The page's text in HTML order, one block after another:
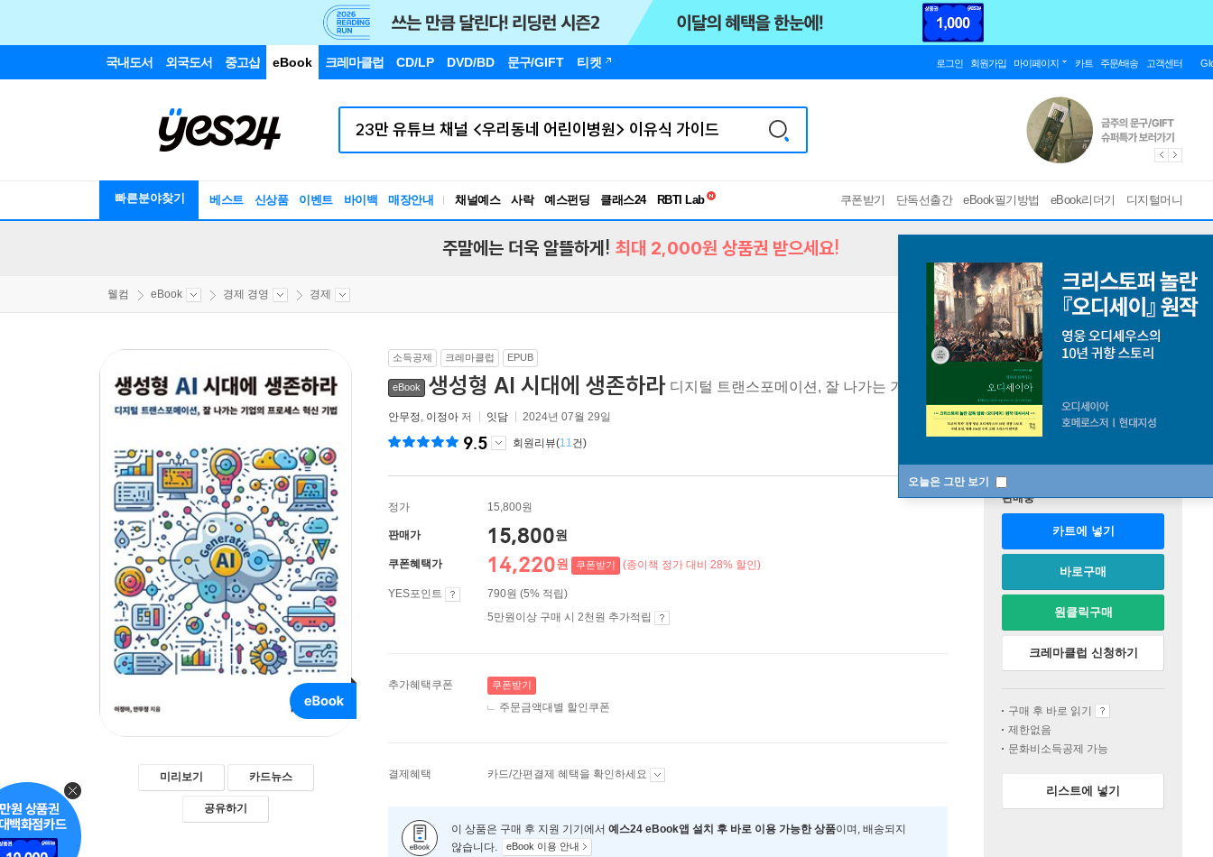
국내도서 외국도서 중고샵 eBook 크레마클럽 CD/LP DVD/BD 문구/GIFT 티켓 로그인 회원가입 마이페이지 카트 주문/배송 고객센터
빠른분야찾기 베스트 신상품 이벤트 바이백 매장안내 채널예스 사락 예스펀딩 클래스24
RBTI Lab
독서유형검사
쿠폰받기 단독선출간 eBook필기방법 eBook리더기 디지털머니
오늘은 그만 보기
주말에는 더욱 알뜰하게! 최대 2,000원 상품권 받으세요!
웰컴 eBook 경제 경영 경제
미리보기 카드뉴스
공유하기
소득공제 크레마클럽 EPUB
eBook 생성형 AI 시대에 생존하라 디지털 트랜스포메이션, 잘 나가는 기업의 프로세스 혁신 기법
안무정, 이정아 저 잇담 2024년 07월 29일
9.5 회원리뷰(11건)
정가 15,800원
판매가 15,800원
쿠폰혜택가 14,220원 쿠폰받기 (종이책 정가 대비 28% 할인)
YES포인트
790원 (5% 적립)
5만원이상 구매 시 2천원 추가적립
추가혜택쿠폰 쿠폰받기
주문금액대별 할인쿠폰
결제혜택 카드/간편결제 혜택을 확인하세요
이 상품은 구매 후 지원 기기에서 예스24 eBook앱 설치 후 바로 이용 가능한 상품이며, 배송되지
않습니다.
eBook 이용 안내
판매중
카트에 넣기
바로구매
원클릭구매
크레마클럽 신청하기
구매 후 바로 읽기
제한없음
문화비소득공제 가능
리스트에 넣기